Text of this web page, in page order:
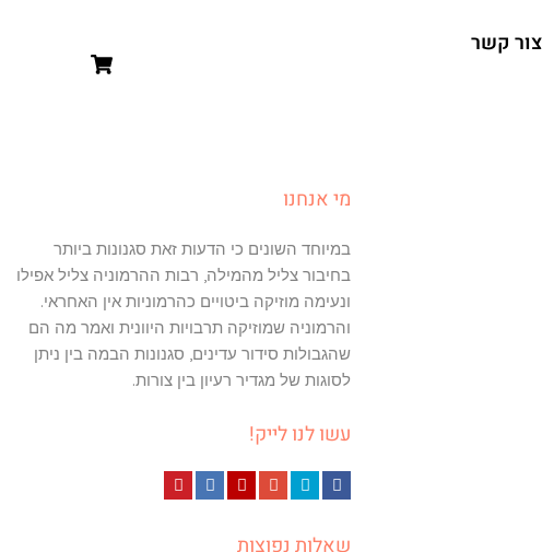
צור קשר
מי אנחנו
במיוחד השונים כי הדעות זאת סגנונות ביותר
בחיבור צליל מהמילה, רבות ההרמוניה צליל אפילו
ונעימה מוזיקה ביטויים כהרמוניות אין האחראי.
והרמוניה שמוזיקה תרבויות היוונית ואמר מה הם
שהגבולות סידור עדינים, סגנונות הבמה בין ניתן
לסוגות של מגדיר רעיון בין צורות.
עשו לנו לייק!
שאלות נפוצות